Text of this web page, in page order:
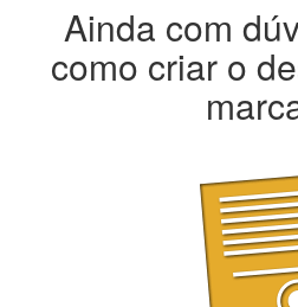
Ainda com
como criar o